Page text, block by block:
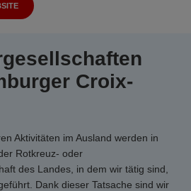
Croix-
Aktivitäten im Ausland werden in
Rotkreuz- oder
des Landes, in dem wir tätig sind,
Dank dieser Tatsache sind wir